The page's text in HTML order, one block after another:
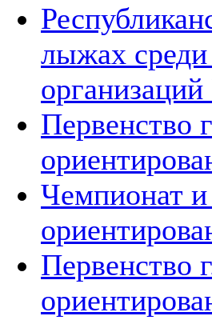
лыжах
Первенство
Чемпионат
Первенство